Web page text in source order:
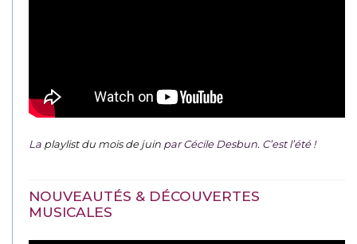
La playlist du mois de juin par Cécile Desbun. C’est l’été !
NOUVEAUTÉS & DÉCOUVERTES
MUSICALES